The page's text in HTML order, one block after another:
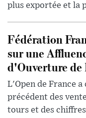
plus exportée et la
Fédération
sur une
d'Ouverture de
L'Open de France
précédent des
tours et des